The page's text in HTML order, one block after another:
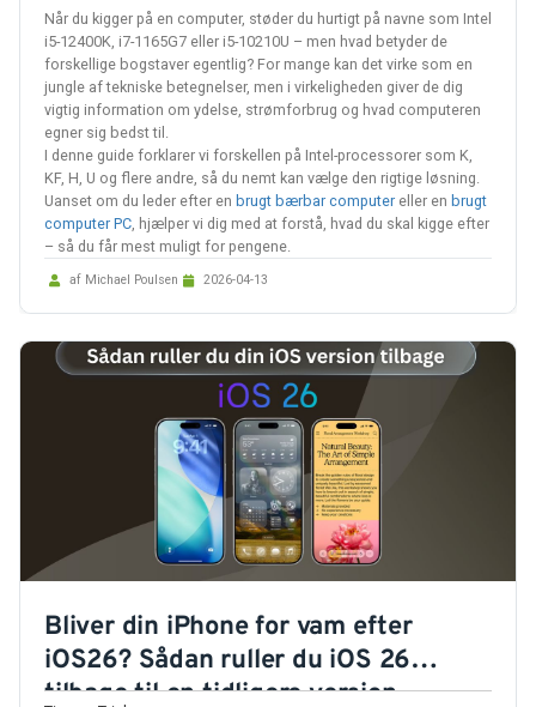
Når du kigger på en computer, støder du hurtigt på navne som Intel
i5-12400K, i7-1165G7 eller i5-10210U – men hvad betyder de
forskellige bogstaver egentlig? For mange kan det virke som en
jungle af tekniske betegnelser, men i virkeligheden giver de dig
vigtig information om ydelse, strømforbrug og hvad computeren
egner sig bedst til.
I denne guide forklarer vi forskellen på Intel-processorer som K,
KF, H, U og flere andre, så du nemt kan vælge den rigtige løsning.
Uanset om du leder efter en brugt bærbar computer eller en brugt
computer PC, hjælper vi dig med at forstå, hvad du skal kigge efter
– så du får mest muligt for pengene.
af Michael Poulsen 2026-04-13
Bliver din iPhone for vam efter
iOS26? Sådan ruller du iOS 26
tilbage til en tidligere version